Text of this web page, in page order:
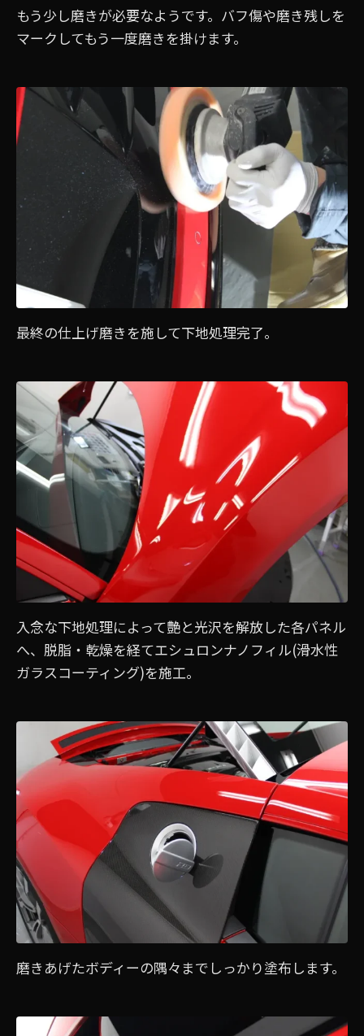
もう少し磨きが必要なようです。バフ傷や磨き残しを
マークしてもう一度磨きを掛けます。
最終の仕上げ磨きを施して下地処理完了。
入念な下地処理によって艶と光沢を解放した各パネル
へ、脱脂・乾燥を経てエシュロンナノフィル(滑水性
ガラスコーティング)を施工。
磨きあげたボディーの隅々までしっかり塗布します。